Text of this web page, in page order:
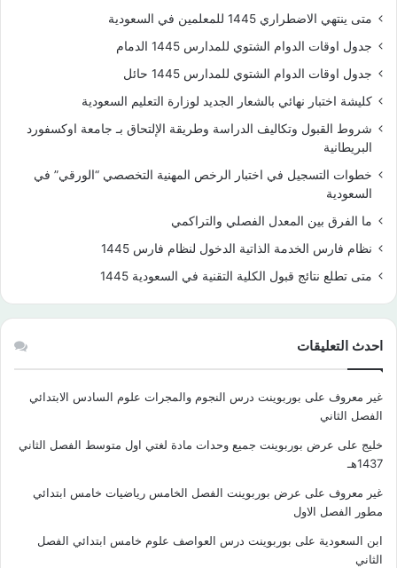
متى ينتهي الاضطراري 1445 للمعلمين في السعودية
جدول اوقات الدوام الشتوي للمدارس 1445 الدمام
جدول اوقات الدوام الشتوي للمدارس 1445 حائل
كليشة اختبار نهائي بالشعار الجديد لوزارة التعليم السعودية
شروط القبول وتكاليف الدراسة وطريقة الإلتحاق بـ جامعة اوكسفورد
البريطانية
خطوات التسجيل في اختبار الرخص المهنية التخصصي “الورقي” في
السعودية
ما الفرق بين المعدل الفصلي والتراكمي
نظام فارس الخدمة الذاتية الدخول لنظام فارس 1445
متى تطلع نتائج قبول الكلية التقنية في السعودية 1445
احدث التعليقات
غير معروف على بوربوينت درس النجوم والمجرات علوم السادس الابتدائي
الفصل الثاني
خليج على عرض بوربوينت جميع وحدات مادة لغتي اول متوسط الفصل الثاني
1437هـ
غير معروف على عرض بوربوينت الفصل الخامس رياضيات خامس ابتدائي
مطور الفصل الاول
ابن السعودية على بوربوينت درس العواصف علوم خامس ابتدائي الفصل
الثاني